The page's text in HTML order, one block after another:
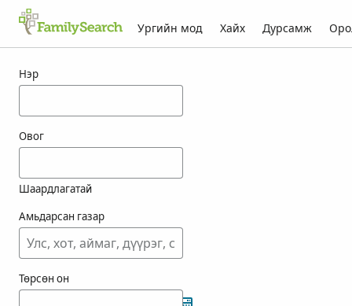
Ургийн мод Хайх Дурсамж
Нэр
Овог
Шаардлагатай
Амьдарсан газар
Төрсөн он